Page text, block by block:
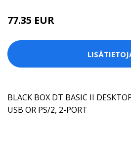
77.35 EUR
BLACK BOX DT BASIC II
USB OR PS/2, 2-PORT